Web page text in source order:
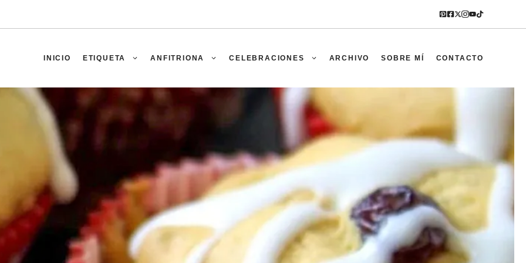
INICIO ETIQUETA ANFITRIONA CELEBRACIONES ARCHIVO SOBRE MÍ CONTACTO